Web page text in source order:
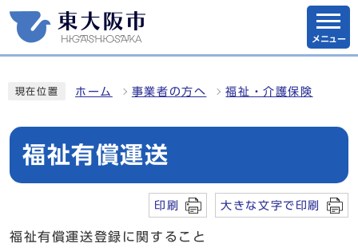
メニュー
現在位置 ホーム 事業者の方へ 福祉・介護保険
福祉有償運送
印刷 大きな文字で印刷
福祉有償運送登録に関すること